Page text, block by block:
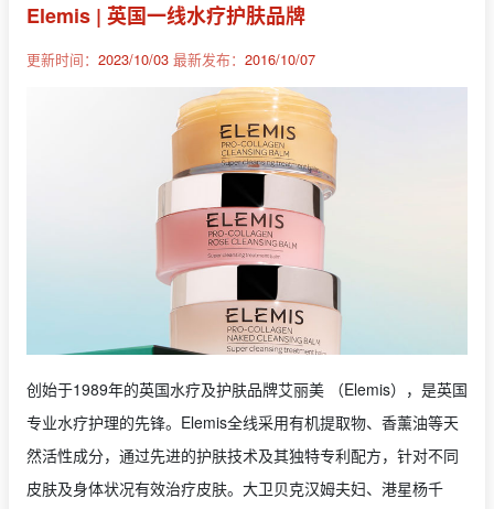
Elemis | 英国一线水疗护肤品牌
更新时间： 2023/10/03 最新发布： 2016/10/07
创始于1989年的英国水疗及护肤品牌艾丽美 （Elemis），是英国
专业水疗护理的先锋。Elemis全线采用有机提取物、香薰油等天
然活性成分，通过先进的护肤技术及其独特专利配方，针对不同
皮肤及身体状况有效治疗皮肤。大卫贝克汉姆夫妇、港星杨千